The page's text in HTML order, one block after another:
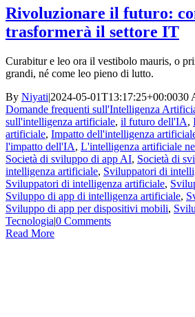
Rivoluzionare il futuro:
trasformerà il settore IT
Curabitur e leo ora il vestibolo mauris, o
grandi, né come leo pieno di lutto.
By Niyati|2024-05-01T13:17:25+00:0030
Domande frequenti sull'Intelligenza
sull'intelligenza artificiale, il futuro dell'IA,
artificiale, Impatto dell'intelligenza
l'impatto dell'IA, L'intelligenza artificiale
Società di sviluppo di app AI, Società di
intelligenza artificiale, Sviluppatori di
Sviluppatori di intelligenza artificiale,
Sviluppo di app di intelligenza artificiale,
Sviluppo di app per dispositivi mobili,
Tecnologia|0 Comments
Read More